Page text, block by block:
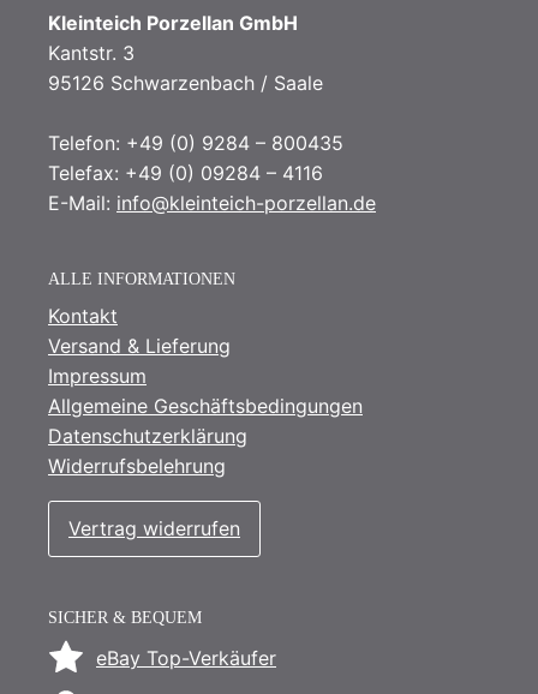
Kleinteich Porzellan GmbH
Kantstr. 3
95126 Schwarzenbach / Saale
Telefon: +49 (0) 9284 – 800435
Telefax: +49 (0) 09284 – 4116
E-Mail: info@kleinteich-porzellan.de
ALLE INFORMATIONEN
Kontakt
Versand & Lieferung
Impressum
Allgemeine Geschäftsbedingungen
Datenschutzerklärung
Widerrufsbelehrung
Vertrag widerrufen
SICHER & BEQUEM
eBay Top-Verkäufer